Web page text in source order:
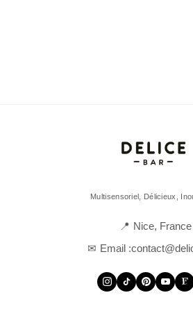
Multisensoriel, Délicieux,
Nice, France
Email :